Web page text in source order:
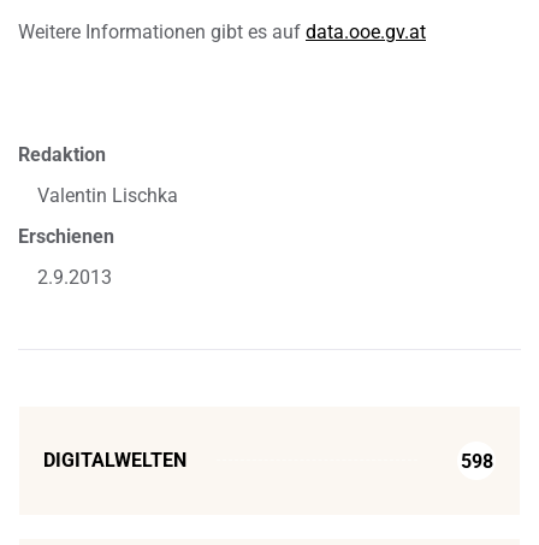
Weitere Informationen gibt es auf data.ooe.gv.at
Redaktion
Valentin Lischka
Erschienen
2.9.2013
DIGITALWELTEN 598